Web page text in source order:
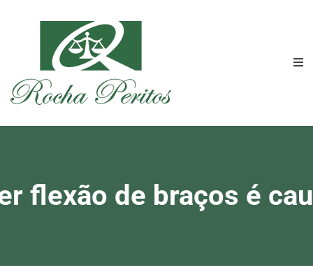
flexão de braços é